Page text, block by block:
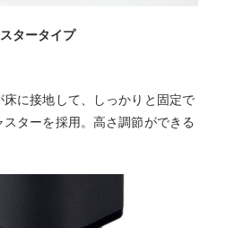
タータイプ
に接地して、しっかりと固定で
ターを採用。高さ調節ができる